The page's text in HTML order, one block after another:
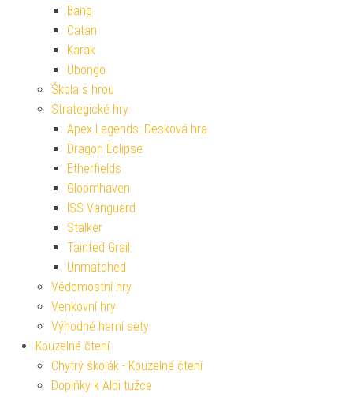
Bang
Catan
Karak
Ubongo
Škola s hrou
Strategické hry
Apex Legends: Desková hra
Dragon Eclipse
Etherfields
Gloomhaven
ISS Vanguard
Stalker
Tainted Grail
Unmatched
Vědomostní hry
Venkovní hry
Výhodné herní sety
Kouzelné čtení
Chytrý školák - Kouzelné čtení
Doplňky k Albi tužce